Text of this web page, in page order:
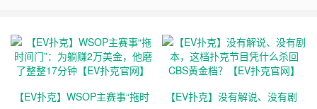
【EV扑克】WSOP主赛事“拖时
【EV扑克】没有解说、没有剧